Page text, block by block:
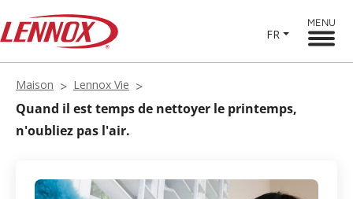
FR
MENU
Maison Lennox Vie
Quand il est temps de nettoyer le printemps,
n'oubliez pas l'air.